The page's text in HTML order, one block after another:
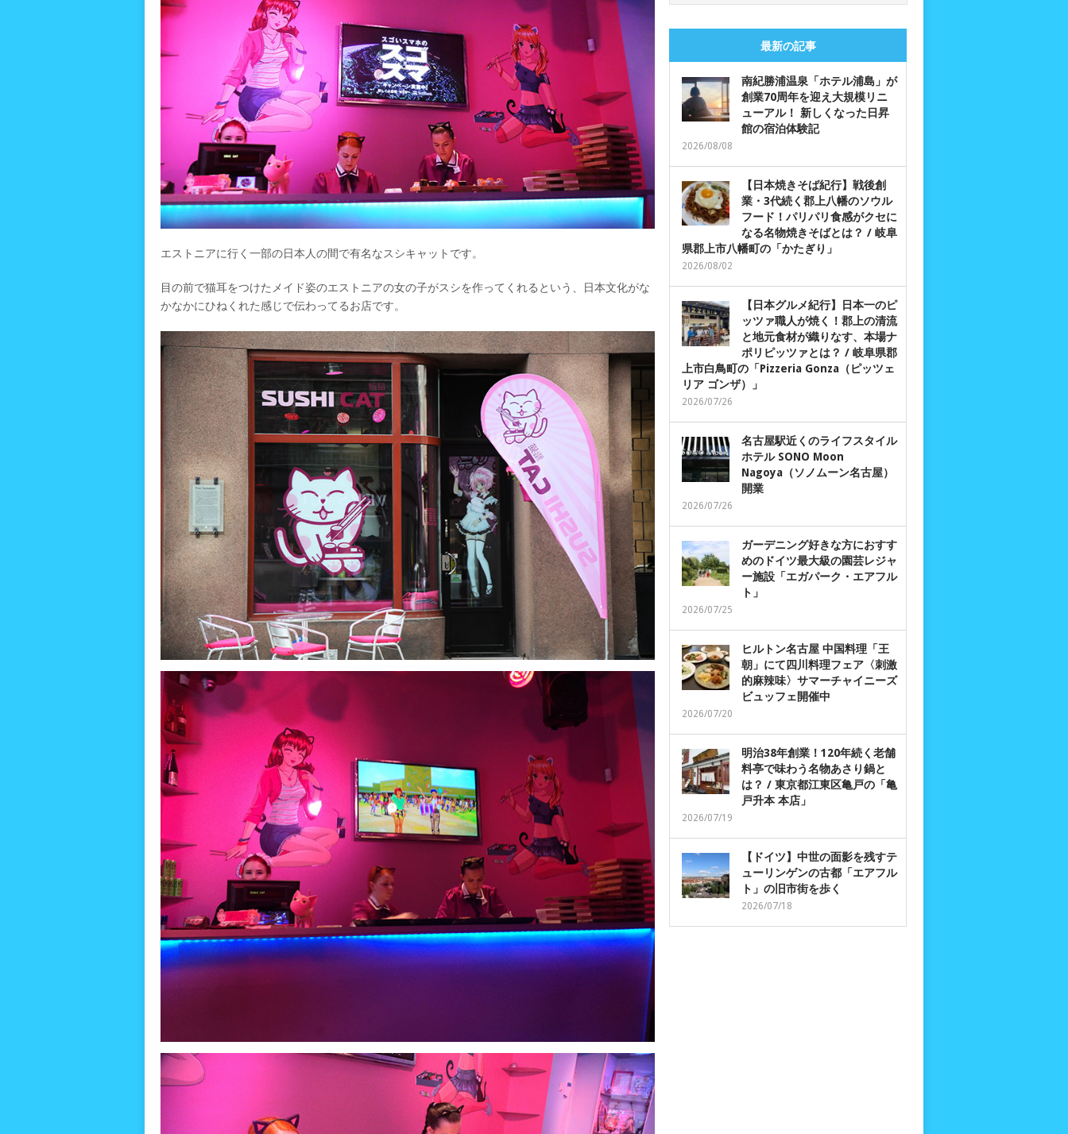
エストニアに行く一部の日本人の間で有名なスシキャットです。
目の前で猫耳をつけたメイド姿のエストニアの女の子がスシを作ってくれるという、日本文化がな
かなかにひねくれた感じで伝わってるお店です。
最新の記事
南紀勝浦温泉「ホテル浦島」が
創業70周年を迎え大規模リニ
ューアル！ 新しくなった日昇
館の宿泊体験記
2026/08/08
【日本焼きそば紀行】戦後創
業・3代続く郡上八幡のソウル
フード！パリパリ食感がクセに
なる名物焼きそばとは？ / 岐阜
県郡上市八幡町の「かたぎり」
2026/08/02
【日本グルメ紀行】日本一のピ
ッツァ職人が焼く！郡上の清流
と地元食材が織りなす、本場ナ
ポリピッツァとは？ / 岐阜県郡
上市白鳥町の「Pizzeria Gonza（ピッツェ
リア ゴンザ）」
2026/07/26
名古屋駅近くのライフスタイル
ホテル SONO Moon
Nagoya（ソノムーン名古屋）
開業
2026/07/26
ガーデニング好きな方におすす
めのドイツ最大級の園芸レジャ
ー施設「エガパーク・エアフル
ト」
2026/07/25
ヒルトン名古屋 中国料理「王
朝」にて四川料理フェア〈刺激
的麻辣味〉サマーチャイニーズ
ビュッフェ開催中
2026/07/20
明治38年創業！120年続く老舗
料亭で味わう名物あさり鍋と
は？ / 東京都江東区亀戸の「亀
戸升本 本店」
2026/07/19
【ドイツ】中世の面影を残すテ
ューリンゲンの古都「エアフル
ト」の旧市街を歩く
2026/07/18